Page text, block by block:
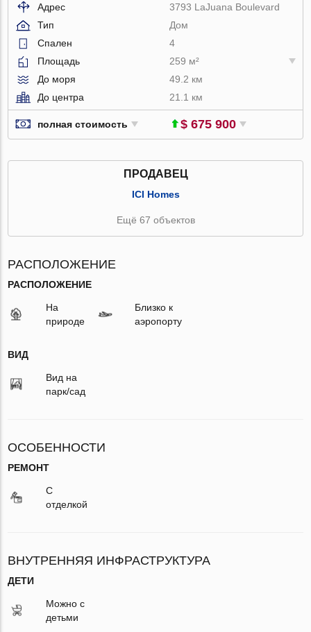
Адрес
3793 LaJuana Boulevard
Тип
Дом
Спален
4
Площадь
259 м²
До моря
49.2 км
До центра
21.1 км
полная стоимость $ 675 900
ПРОДАВЕЦ
ICI Homes
Ещё 67 объектов
РАСПОЛОЖЕНИЕ
РАСПОЛОЖЕНИЕ
На
природе
Близко к
аэропорту
ВИД
Вид на
парк/сад
ОСОБЕННОСТИ
РЕМОНТ
С
отделкой
ВНУТРЕННЯЯ ИНФРАСТРУКТУРА
ДЕТИ
Можно с
детьми